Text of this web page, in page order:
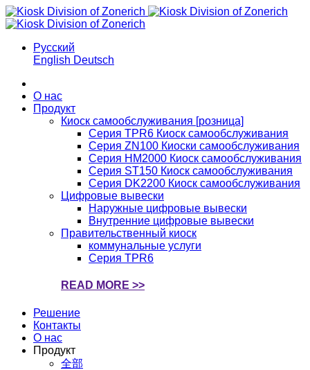
Русский
English Deutsch
О нас
Продукт
Киоск самообслуживания [розница]
Серия TPR6 Киоск самообслуживания
Серия ZN100 Киоски самообслуживания
Серия HM2000 Киоск самообслуживания
Серия ST150 Киоск самообслуживания
Серия DK2200 Киоск самообслуживания
Цифровые вывески
Наружные цифровые вывески
Внутренние цифровые вывески
Правительственный киоск
коммунальные услуги
Серия TPR6
READ MORE >>
Решение
Контакты
О нас
Продукт
全部